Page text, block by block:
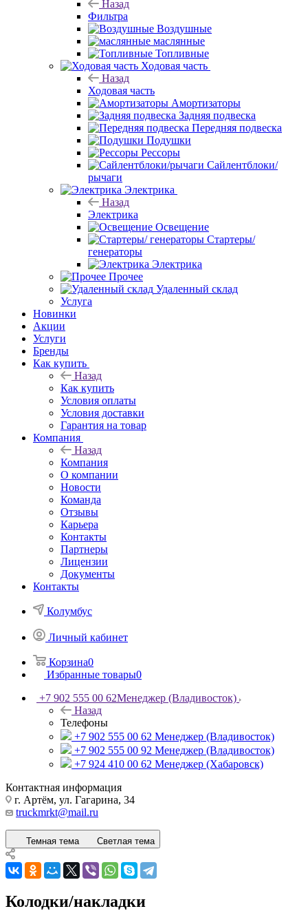
Назад
Фильтра
Воздушные
маслянные
Топливные
Ходовая часть
Назад
Ходовая часть
Амортизаторы
Задняя подвеска
Передняя подвеска
Подушки
Рессоры
Сайлентблоки/
рычаги
Электрика
Назад
Электрика
Освещение
Стартеры/
генераторы
Электрика
Прочее
Удаленный склад
Услуга
Новинки
Акции
Услуги
Бренды
Как купить
Назад
Как купить
Условия оплаты
Условия доставки
Гарантия на товар
Компания
Назад
Компания
О компании
Новости
Команда
Отзывы
Карьера
Контакты
Партнеры
Лицензии
Документы
Контакты
Колумбус
Личный кабинет
Корзина0
Избранные товары0
+7 902 555 00 62Менеджер (Владивосток)
Назад
Телефоны
+7 902 555 00 62 Менеджер (Владивосток)
+7 902 555 00 92 Менеджер (Владивосток)
+7 924 410 00 62 Менеджер (Хабаровск)
Контактная информация
г. Артём, ул. Гагарина, 34
truckmrkt@mail.ru
Темная тема Светлая тема
Колодки/накладки